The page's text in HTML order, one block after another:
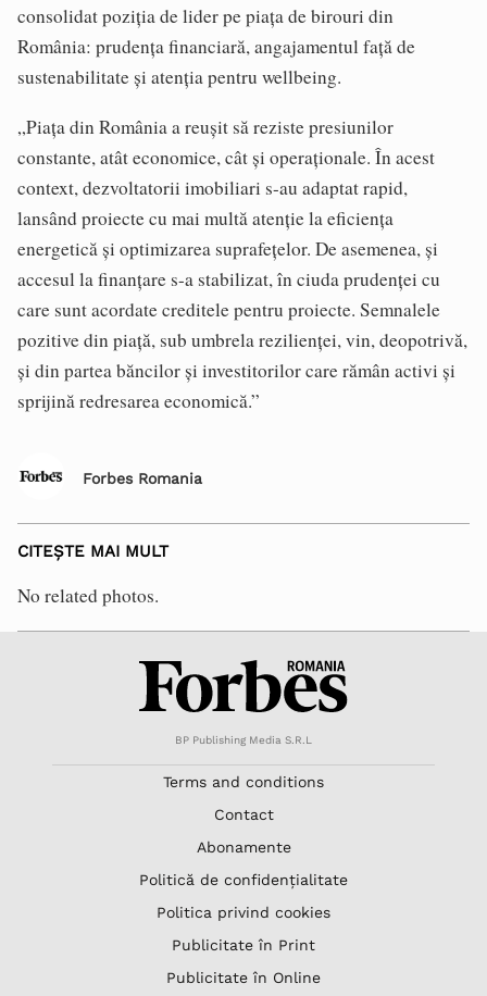
consolidat poziția de lider pe piața de birouri din
România: prudența financiară, angajamentul față de
sustenabilitate și atenția pentru wellbeing.
„Piața din România a reușit să reziste presiunilor
constante, atât economice, cât și operaționale. În acest
context, dezvoltatorii imobiliari s-au adaptat rapid,
lansând proiecte cu mai multă atenție la eficiența
energetică și optimizarea suprafețelor. De asemenea, și
accesul la finanțare s-a stabilizat, în ciuda prudenței cu
care sunt acordate creditele pentru proiecte. Semnalele
pozitive din piață, sub umbrela rezilienței, vin, deopotrivă,
și din partea băncilor și investitorilor care rămân activi și
sprijină redresarea economică.”
Forbes Romania
CITEȘTE MAI MULT
No related photos.
BP Publishing Media S.R.L
Terms and conditions
Contact
Abonamente
Politică de confidențialitate
Politica privind cookies
Publicitate în Print
Publicitate în Online